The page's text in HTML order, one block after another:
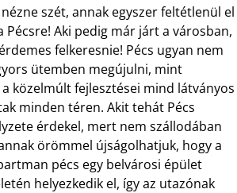
szét, annak egyszer feltétlenül el
Pécsre! Aki pedig már járt a városban,
felkeresnie! Pécs ugyan nem
ütemben megújulni, mint
közelmúlt fejlesztései mind látványos
minden téren. Akit tehát Pécs
érdekel, mert nem szállodában
örömmel újságolhatjuk, hogy a
pécs egy belvárosi épület
helyezkedik el, így az utazónak